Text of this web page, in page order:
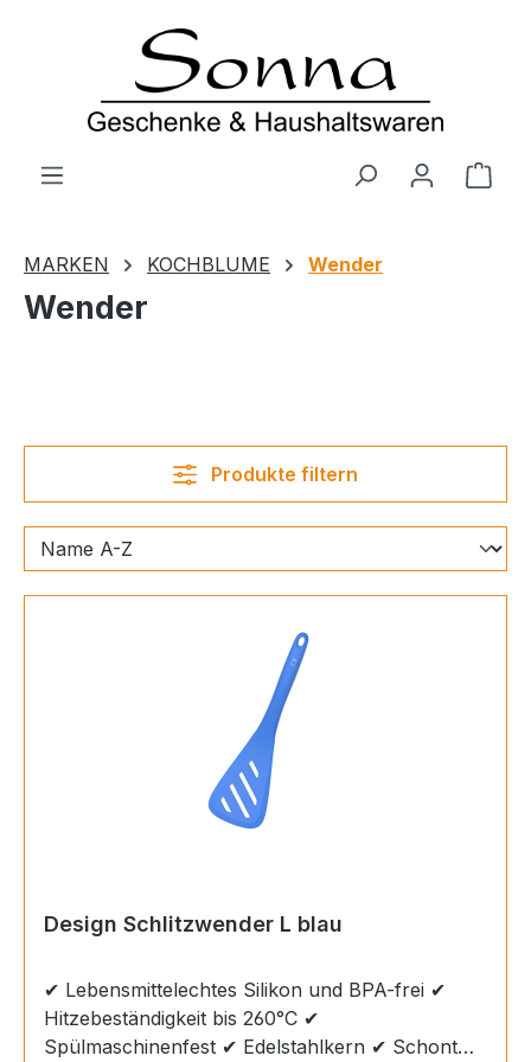
Zum Hauptinhalt springen
MARKEN KOCHBLUME Wender
Wender
Produkte filtern
Design Schlitzwender L blau
✔ Lebensmittelechtes Silikon und BPA-frei ✔
Hitzebeständigkeit bis 260°C ✔
Spülmaschinenfest ✔ Edelstahlkern ✔ Schont